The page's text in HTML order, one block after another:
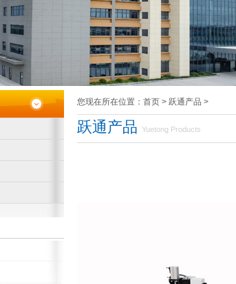
您现在所在位置：首页 > 跃通产品 >
跃通产品 Yuetong Products